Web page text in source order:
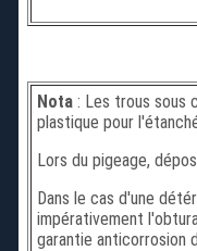
Nota: Les trous sous
plastique pour
Lors du pigeage,
Dans le cas d'une
impérativement
garantie anticorrosion